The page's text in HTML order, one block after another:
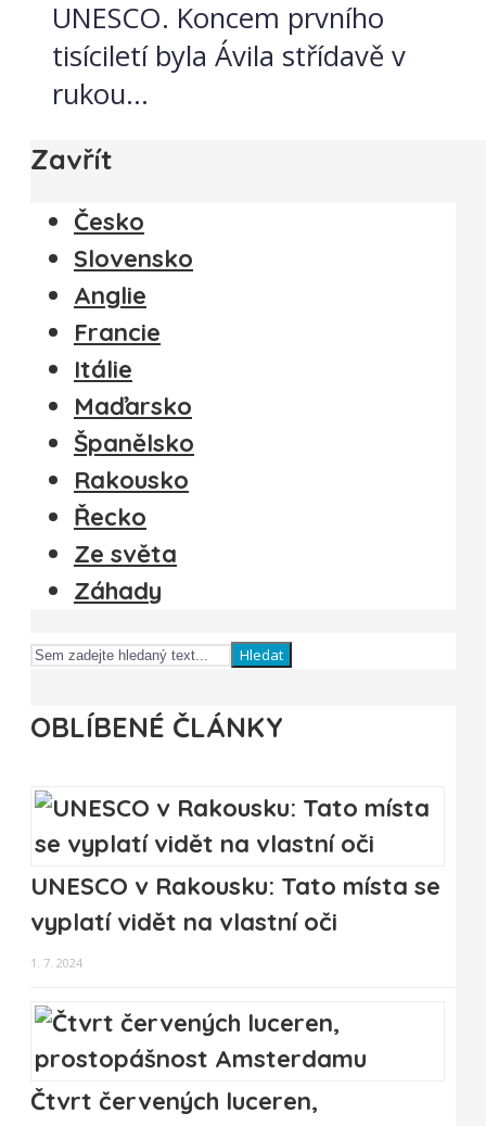
UNESCO. Koncem prvního
tisíciletí byla Ávila střídavě v
rukou...
Zavřít
Česko
Slovensko
Anglie
Francie
Itálie
Maďarsko
Španělsko
Rakousko
Řecko
Ze světa
Záhady
Hledat
OBLÍBENÉ ČLÁNKY
UNESCO v Rakousku: Tato místa se
vyplatí vidět na vlastní oči
1. 7. 2024
Čtvrt červených luceren,